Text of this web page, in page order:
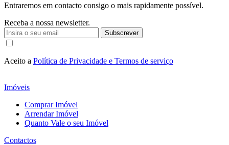
Entraremos em contacto consigo o mais rapidamente possível.
Receba a nossa newsletter.
Subscrever
Aceito a Política de Privacidade e Termos de serviço
Imóveis
Comprar Imóvel
Arrendar Imóvel
Quanto Vale o seu Imóvel
Contactos